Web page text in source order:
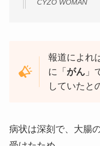
CYZO WOMAN
報道によれ
に「 がん 」
していたと
病状は深刻で、大腸